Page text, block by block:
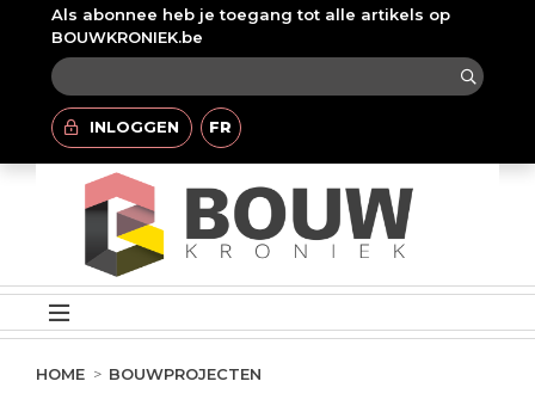
Als abonnee heb je toegang tot alle artikels op
BOUWKRONIEK.be
INLOGGEN FR
HOME BOUWPROJECTEN